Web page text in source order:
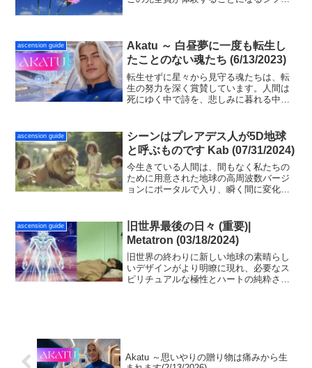
のハートに共鳴しないも...
ascension guide
Akatu ～ 白昼夢に一度も転生し
たことのない魂たち (6/13/2023)
転生せずに星々から見守る魂たちは、転
生の努力を深く賞賛しています。人間は
死にゆく中で詩を、悲しみに暮れる中で
り、その役割は計り知れないほど大きい
です。
ascension guide
シーンはプレアデス人が5D地球
と呼ぶものです Kab (07/31/2024)
今生きている人間は、間もなく私たちの
ために用意された地球の高周波数バージ
ョンにポータルで入り、瞬く間に変化し
河市民になることを可能にするための計
画です。 死と病気はなくなります。
ascension guide
旧世界最後の日々 (重要)|
Metatron (03/18/2024)
旧世界の終わりに新しい地球の素晴らし
いデザインがより明瞭に現れ、必要なス
ピリチュアルな極性とハートの純粋さを
Akatu ～思いやりの贈り物は痛みから生